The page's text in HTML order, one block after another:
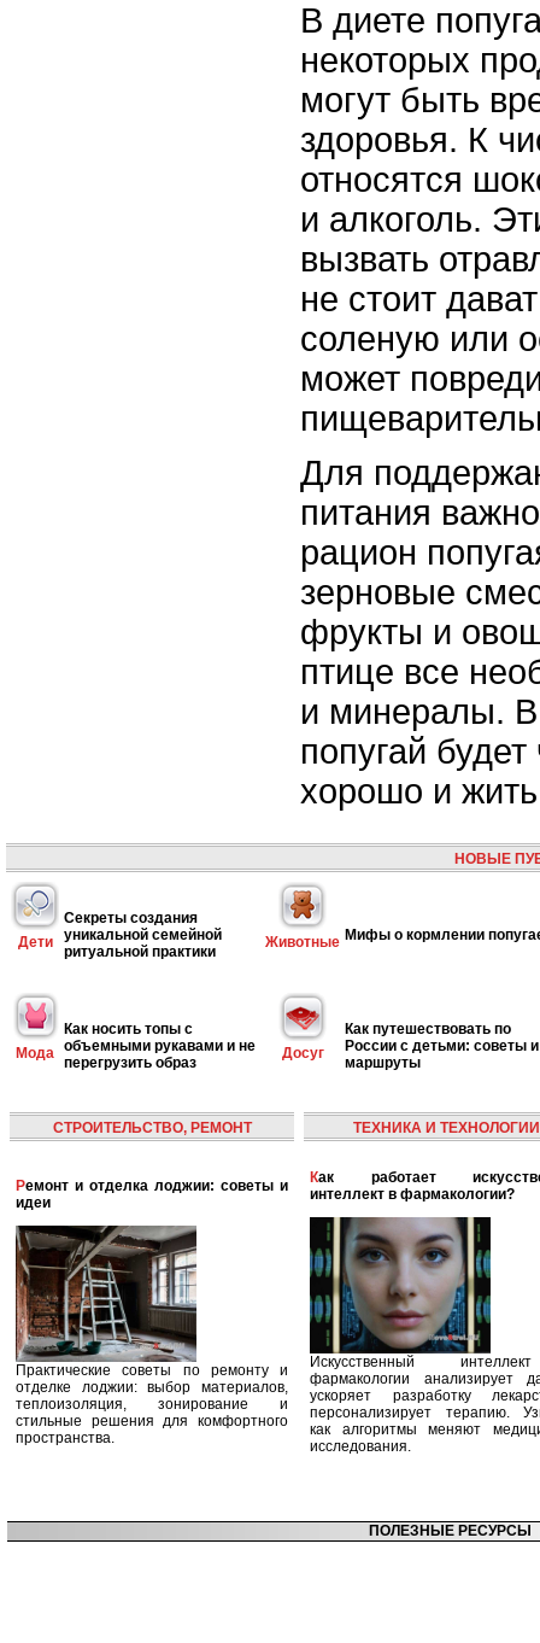
В диете
некоторых
могут быть
здоровья. К
относятся
и алкоголь.
вызвать
не стоит
соленую или
может
Для
питания
рацион
зерновые
фрукты и
птице все
и минералы.
попугай
хорошо и
НОВЫЕ
Дети
Секреты создания
уникальной семейной
ритуальной практики
Животные Мифы о кормлении
Мода
Как носить топы с
объемными рукавами и не
перегрузить образ
Досуг
Как путешествовать по
России с детьми: советы и
маршруты
СТРОИТЕЛЬСТВО, РЕМОНТ
Ремонт и отделка лоджии: советы и
идеи
Практические советы по ремонту и
отделке лоджии: выбор материалов,
теплоизоляция, зонирование и
стильные решения для комфортного
пространства.
ТЕХНИКА И ТЕХНОЛОГИИ
Как работает искусственный
интеллект в фармакологии?
Искусственный
фармакологии анализирует
ускоряет разработку
персонализирует терапию.
как алгоритмы меняют
исследования.
ПОЛЕЗНЫЕ РЕСУРСЫ